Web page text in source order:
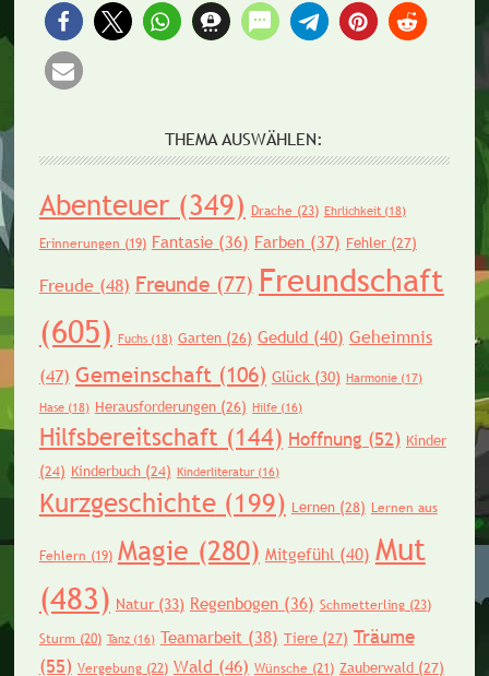
THEMA AUSWÄHLEN:
Abenteuer(349) Drache (23) Ehrlichkeit(18)
Erinnerungen (19) Fantasie(36) Farben(37) Fehler(27)
Freude(48) Freunde(77) Freundschaft
(605) Fuchs(18) Garten(26) Geduld(40) Geheimnis
(47) Gemeinschaft(106) Glück(30) Harmonie(17)
Hase(18) Herausforderungen(26) Hilfe(16)
Hilfsbereitschaft (144) Hoffnung (52) Kinder
(24) Kinderbuch(24) Kinderliteratur(16)
Kurzgeschichte(199) Lernen(28) Lernen aus
Fehlern (19) Magie (280) Mitgefühl(40) Mut
(483) Natur(33) Regenbogen(36) Schmetterling(23)
Sturm(20) Tanz(16) Teamarbeit(38) Tiere(27) Träume
(55) Vergebung(22) Wald (46) Wünsche (21) Zauberwald(27)